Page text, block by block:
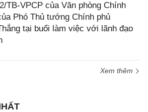
TB-VPCP của Văn phòng Chính
Phó Thủ tướng Chính phủ
tại buổi làm việc với lãnh đạo
Xem thêm